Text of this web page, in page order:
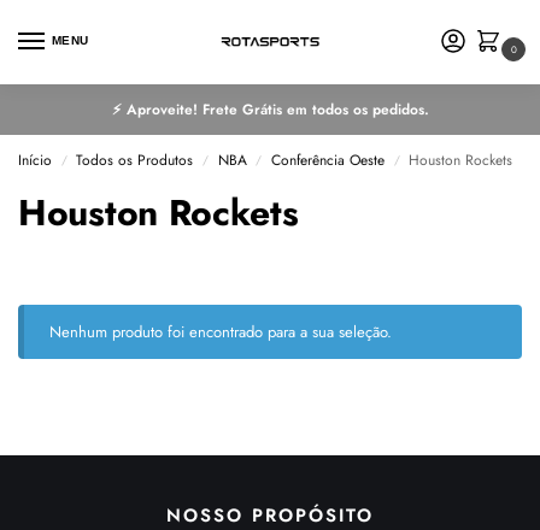
MENU
0
⚡ Aproveite! Frete Grátis em todos os pedidos.
Início / Todos os Produtos / NBA / Conferência Oeste / Houston Rockets
Houston Rockets
Nenhum produto foi encontrado para a sua seleção.
NOSSO PROPÓSITO